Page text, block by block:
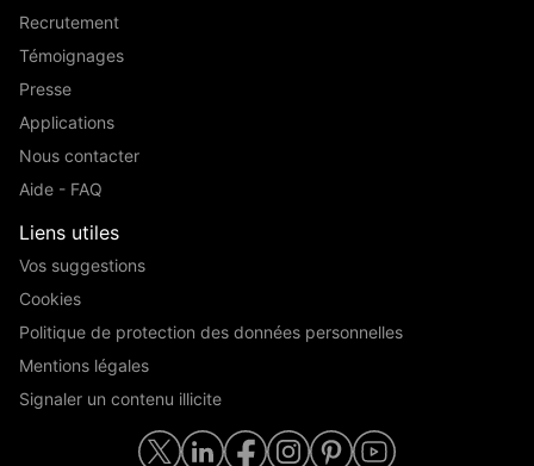
Recrutement
Témoignages
Presse
Applications
Nous contacter
Aide - FAQ
Liens utiles
Vos suggestions
Cookies
Politique de protection des données personnelles
Mentions légales
Signaler un contenu illicite